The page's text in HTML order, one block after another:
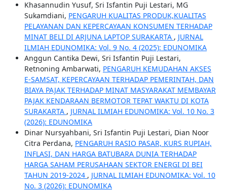
Khasannudin Yusuf, Sri Isfantin Puji Lestari, MG
Sukamdiani, PENGARUH KUALITAS PRODUK,KUALITAS
PELAYANAN DAN KEPERCAYAAN KONSUMEN TERHADAP
MINAT BELI DI ARJUNA LAPTOP SURAKARTA , JURNAL
ILMIAH EDUNOMIKA: Vol. 9 No. 4 (2025): EDUNOMIKA
Anggun Cantika Dewi, Sri Isfantin Puji Lestari,
Retnoning Ambarwati, PENGARUH KEMUDAHAN AKSES
E-SAMSAT, KEPERCAYAAN TERHADAP PEMERINTAH, DAN
BIAYA PAJAK TERHADAP MINAT MASYARAKAT MEMBAYAR
PAJAK KENDARAAN BERMOTOR TEPAT WAKTU DI KOTA
SURAKARTA , JURNAL ILMIAH EDUNOMIKA: Vol. 10 No. 3
(2026): EDUNOMIKA
Dinar Nursyahbani, Sri Isfantin Puji Lestari, Dian Noor
Citra Perdana, PENGARUH RASIO PASAR, KURS RUPIAH,
INFLASI, DAN HARGA BATUBARA DUNIA TERHADAP
HARGA SAHAM PERUSAHAAN SEKTOR ENERGI DI BEI
TAHUN 2019-2024 , JURNAL ILMIAH EDUNOMIKA: Vol. 10
No. 3 (2026): EDUNOMIKA